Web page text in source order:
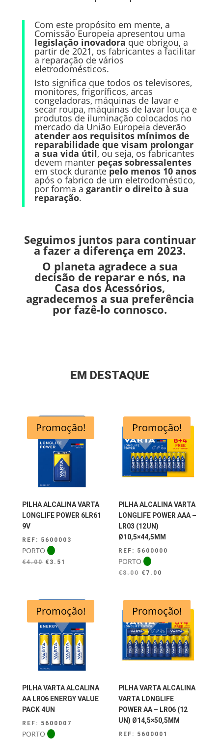
Com este propósito em mente, a
Comissão Europeia apresentou uma
legislação inovadora que obrigou, a
partir de 2021, os fabricantes a facilitar
a reparação de vários
eletrodomésticos.
Isto significa que todos os televisores,
monitores, frigoríficos, arcas
congeladoras, máquinas de lavar e
secar roupa, máquinas de lavar louça e
produtos de iluminação colocados no
mercado da União Europeia deverão
atender aos requisitos mínimos de
reparabilidade que visam prolongar
a sua vida útil, ou seja, os fabricantes
devem manter peças sobressalentes
em stock durante pelo menos 10 anos
após o fabrico de um eletrodoméstico,
por forma a garantir o direito à sua
reparação.
Seguimos juntos para continuar
a fazer a diferença em 2023.
O planeta agradece a sua
decisão de reparar e nós, na
Casa dos Acessórios,
agradecemos a sua preferência
por fazê-lo connosco.
EM DESTAQUE
Promoção!
PILHA ALCALINA VARTA
LONGLIFE POWER 6LR61
9V
REF: 5600003
PORTO
€4.00 O
€4.00.
€ 3.51
€3.51.
Promoção!
PILHA ALCALINA VARTA
LONGLIFE POWER AAA –
LR03 (12UN)
Ø10,5×44,5MM
REF: 5600000
PORTO
€8.00 O
era:
€8.00.
€ 7.00
é:
€7.00.
Promoção!
PILHA VARTA ALCALINA
AA LR06 ENERGY VALUE
PACK 4UN
REF: 5600007
PORTO
Promoção!
PILHA VARTA ALCALINA
VARTA LONGLIFE
POWER AA – LR06 (12
UN) Ø14,5×50,5MM
REF: 5600001